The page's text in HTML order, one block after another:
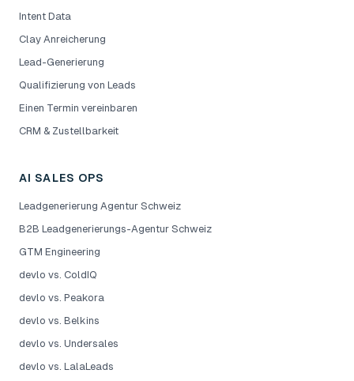
Intent Data
Clay Anreicherung
Lead-Generierung
Qualifizierung von Leads
Einen Termin vereinbaren
CRM & Zustellbarkeit
AI SALES OPS
Leadgenerierung Agentur Schweiz
B2B Leadgenerierungs-Agentur Schweiz
GTM Engineering
devlo vs. ColdIQ
devlo vs. Peakora
devlo vs. Belkins
devlo vs. Undersales
devlo vs. LalaLeads